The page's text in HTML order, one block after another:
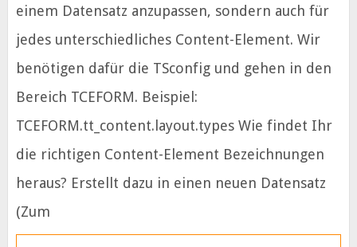
einem Datensatz anzupassen, sondern auch für
jedes unterschiedliches Content-Element. Wir
benötigen dafür die TSconfig und gehen in den
Bereich TCEFORM. Beispiel:
TCEFORM.tt_content.layout.types Wie findet Ihr
die richtigen Content-Element Bezeichnungen
heraus? Erstellt dazu in einen neuen Datensatz
(Zum